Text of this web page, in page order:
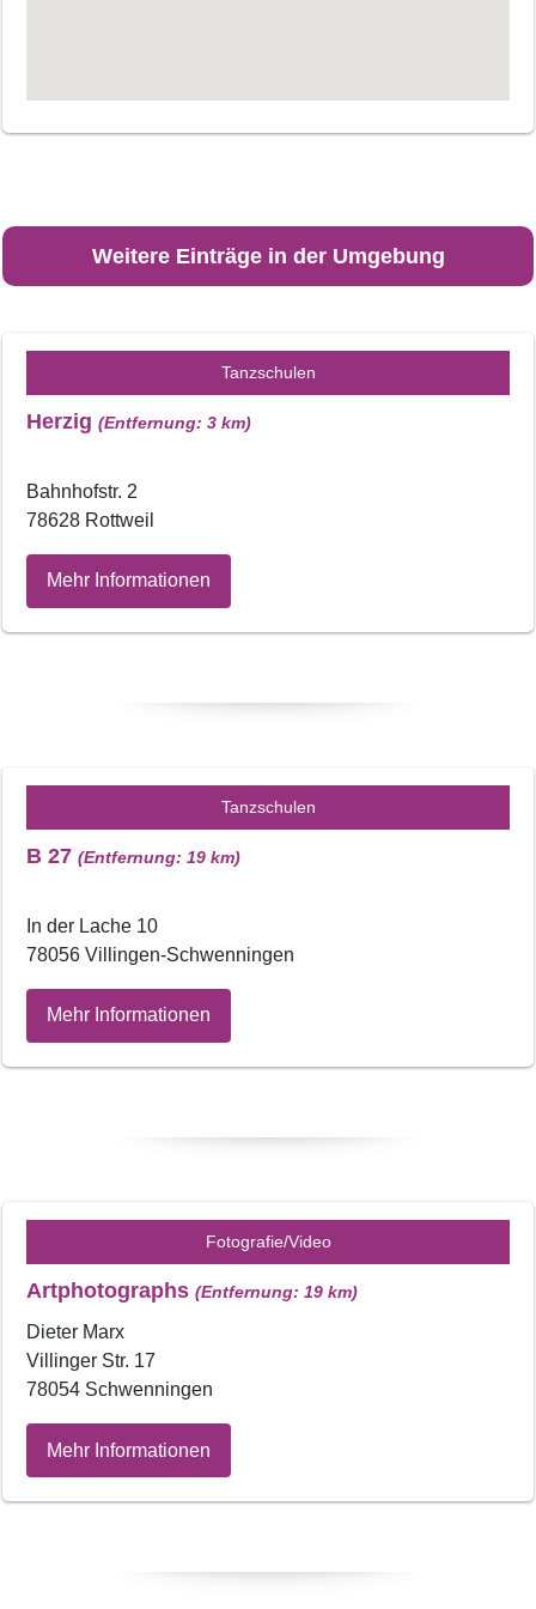
Weitere Einträge in der Umgebung
Tanzschulen
Herzig (Entfernung: 3 km)
Bahnhofstr. 2
78628 Rottweil
Mehr Informationen
Tanzschulen
B 27 (Entfernung: 19 km)
In der Lache 10
78056 Villingen-Schwenningen
Mehr Informationen
Fotografie/Video
Artphotographs (Entfernung: 19 km)
Dieter Marx
Villinger Str. 17
78054 Schwenningen
Mehr Informationen